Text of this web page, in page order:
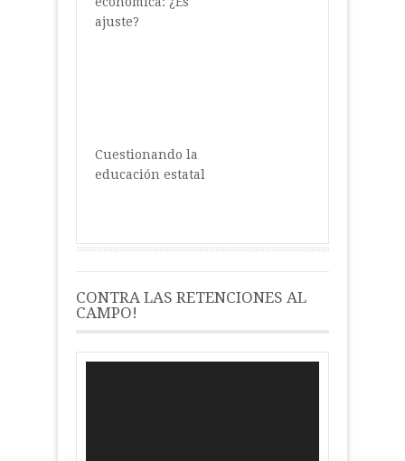
ajuste?
Cuestionando la
educación estatal
CONTRA LAS RETENCIONES AL
CAMPO!